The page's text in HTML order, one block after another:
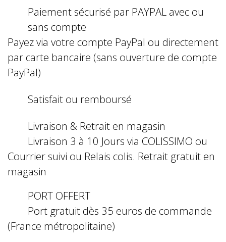
Paiement sécurisé par PAYPAL avec ou
sans compte
Payez via votre compte PayPal ou directement
par carte bancaire (sans ouverture de compte
PayPal)
Satisfait ou remboursé
Livraison & Retrait en magasin
Livraison 3 à 10 Jours via COLISSIMO ou
Courrier suivi ou Relais colis. Retrait gratuit en
magasin
PORT OFFERT
Port gratuit dès 35 euros de commande
(France métropolitaine)